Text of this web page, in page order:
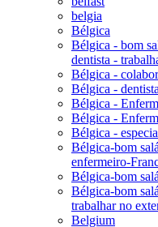
belgia
Bélgica
Bélgica - bom
dentista -
Bélgica -
Bélgica -
Bélgica -
Bélgica -
Bélgica -
Bélgica-bom
enfermeiro-
Bélgica-bom
Bélgica-bom
trabalhar no
Belgium